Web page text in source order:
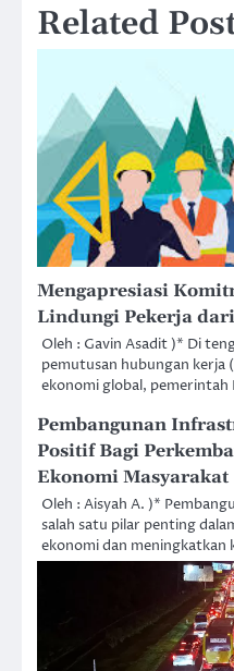
Related
Mengapresiasi
Lindungi Pekerja
Oleh : Gavin Asadit )* Di
pemutusan hubungan kerja
ekonomi global,
Pembangunan
Positif Bagi
Ekonomi Masyarakat
Oleh : Aisyah A. )*
salah satu pilar penting
ekonomi dan meningkatkan